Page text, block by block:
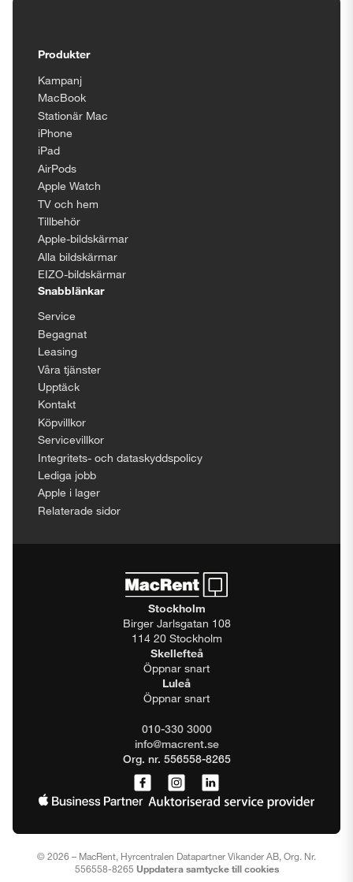
Produkter
Kampanj
MacBook
Stationär Mac
iPhone
iPad
AirPods
Apple Watch
TV och hem
Tillbehör
Apple-bildskärmar
Alla bildskärmar
EIZO-bildskärmar
Snabblänkar
Service
Begagnat
Leasing
Våra tjänster
Upptäck
Kontakt
Köpvillkor
Servicevillkor
Integritets- och dataskyddspolicy
Lediga jobb
Apple i lager
Relaterade sidor
Stockholm
Birger Jarlsgatan 108
114 20 Stockholm
Skellefteå
Öppnar snart
Luleå
Öppnar snart
010-330 3000
info@macrent.se
Org. nr. 556558-8265
© 2026 – MacRent, Hyrcentralen Datapartner Vikander AB, Org. Nr.
556558-8265 Uppdatera samtycke till cookies